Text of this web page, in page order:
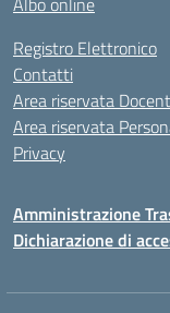
Registro Elettronico
Contatti
Area riservata
Area riservata
Privacy
Amministrazione
Dichiarazione di